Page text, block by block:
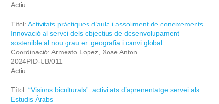
Actiu
Títol: Activitats pràctiques d’aula i assoliment de coneixements.
Innovació al servei dels objectius de desenvolupament
sostenible al nou grau en geografia i canvi global
Coordinació: Armesto Lopez, Xose Anton
2024PID-UB/011
Actiu
Títol: “Visions biculturals”: activitats d’aprenentatge servei als
Estudis Àrabs